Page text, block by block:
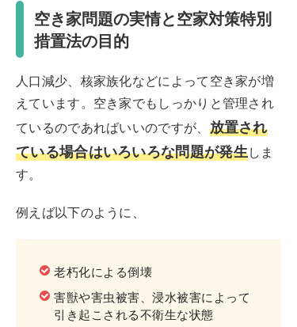
空き家問題の実情と空家対策特別
措置法の目的
人口減少、核家族化などによって空き家が増
えています。空き家でもしっかりと管理され
ているのであればいいのですが、 放置され
ている場合はいろいろな問題が発生しま
す。
例えば以下のように、
老朽化による倒壊
害獣や害虫被害、浸水被害によって
引き起こされる不衛生な状態